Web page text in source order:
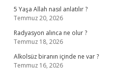
5 Yaşa Allah nasıl anlatılır ?
Temmuz 20, 2026
Radyasyon alınca ne olur ?
Temmuz 18, 2026
Alkolsüz biranın içinde ne var ?
Temmuz 16, 2026